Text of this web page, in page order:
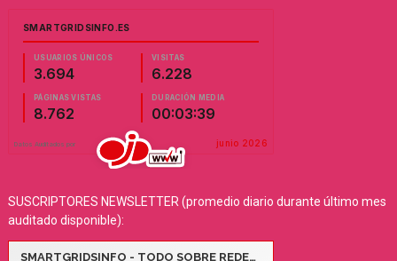
SUSCRIPTORES NEWSLETTER (promedio diario durante último mes
auditado disponible):